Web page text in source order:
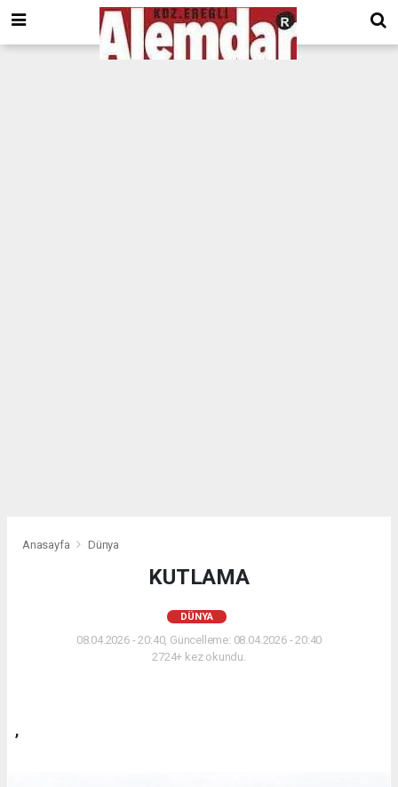
google.com, pub-8201930440372555, DIRECT, f08c47fec0942fa0
Anasayfa Dünya
KUTLAMA
DÜNYA
08.04.2026 - 20:40, Güncelleme: 08.04.2026 - 20:40
2724+ kez okundu.
,